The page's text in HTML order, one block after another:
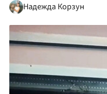
Надежда Корзун